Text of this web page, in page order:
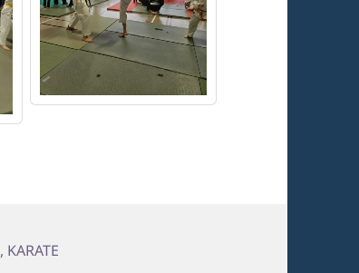
, KARATE